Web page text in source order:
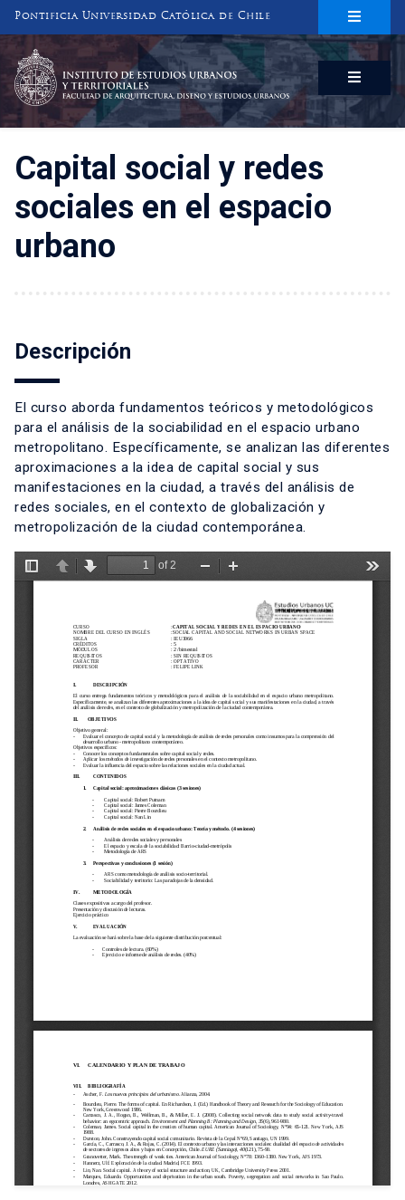
Pontificia Universidad Católica de Chile
INSTITUTO DE ESTUDIOS URBANOS
Y TERRITORIALES
FACULTAD DE ARQUITECTURA, DISEÑO Y ESTUDIOS URBANOS
Capital social y redes
sociales en el espacio
urbano
Descripción
El curso aborda fundamentos teóricos y metodológicos
para el análisis de la sociabilidad en el espacio urbano
metropolitano. Específicamente, se analizan las diferentes
aproximaciones a la idea de capital social y sus
manifestaciones en la ciudad, a través del análisis de
redes sociales, en el contexto de globalización y
metropolización de la ciudad contemporánea.